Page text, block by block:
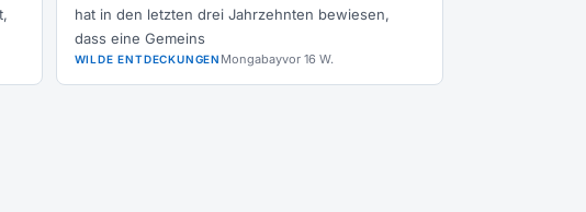
hat in den letzten drei Jahrzehnten bewiesen,
dass eine Gemeins
WILDE ENTDECKUNGEN Mongabayvor 16 W.